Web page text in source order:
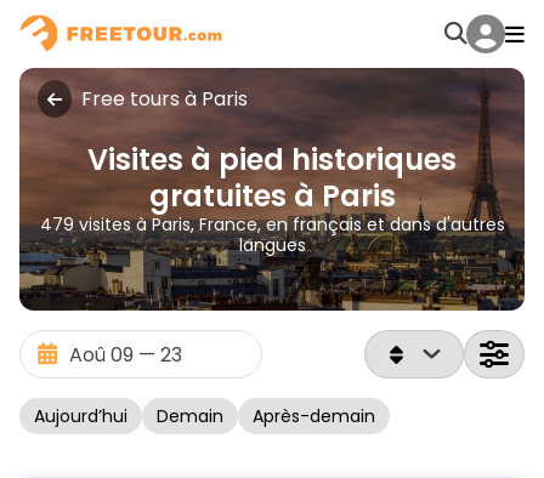
Free tours à Paris
Visites à pied historiques
gratuites à Paris
479 visites à Paris, France, en français et dans d'autres
langues
Aujourd’hui Demain Après-demain